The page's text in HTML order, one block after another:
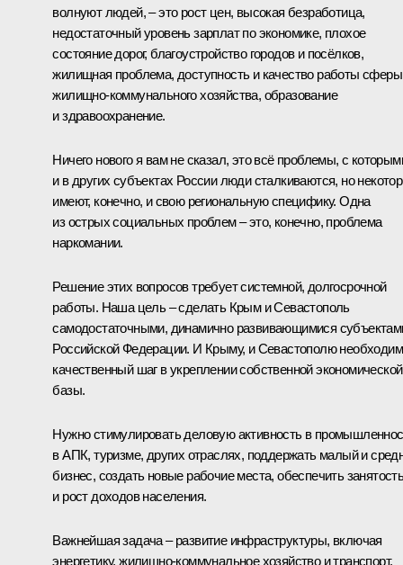
волнуют людей, – это рост цен, высокая безработица,
недостаточный уровень зарплат по экономике, плохое
состояние дорог, благоустройство городов и посёлков,
жилищная проблема, доступность и качество работы сферы
жилищно-коммунального хозяйства, образование
и здравоохранение.
Ничего нового я вам не сказал, это всё проблемы, с
и в других субъектах России люди сталкиваются, но
имеют, конечно, и свою региональную специфику. Одна
из острых социальных проблем – это, конечно, проблема
наркомании.
Решение этих вопросов требует системной, долгосрочной
работы. Наша цель – сделать Крым и Севастополь
самодостаточными, динамично развивающимися
Российской Федерации. И Крыму, и Севастополю необходим
качественный шаг в укреплении собственной экономической
базы.
Нужно стимулировать деловую активность в
в АПК, туризме, других отраслях, поддержать малый и
бизнес, создать новые рабочие места, обеспечить
и рост доходов населения.
Важнейшая задача – развитие инфраструктуры, включая
энергетику, жилищно-коммунальное хозяйство и транспорт.